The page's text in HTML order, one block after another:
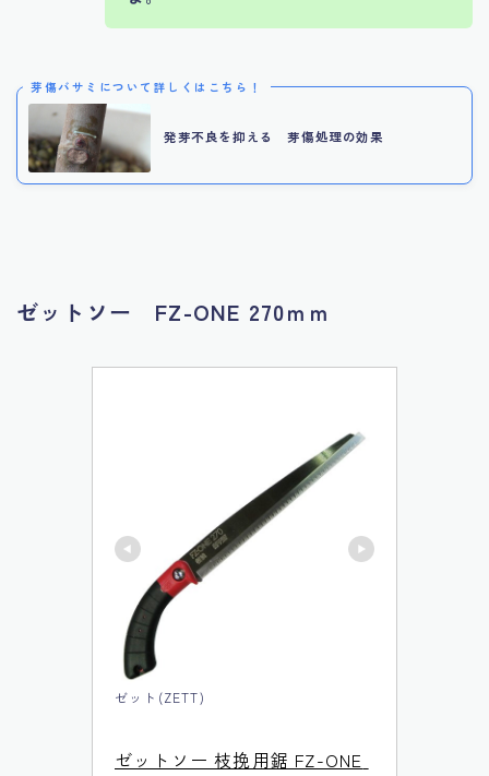
芽傷バサミについて詳しくはこちら！
発芽不良を抑える 芽傷処理の効果
ゼットソー FZ-ONE 270ｍｍ
ゼット(ZETT)
ゼットソー 枝挽用鋸 FZ-ONE